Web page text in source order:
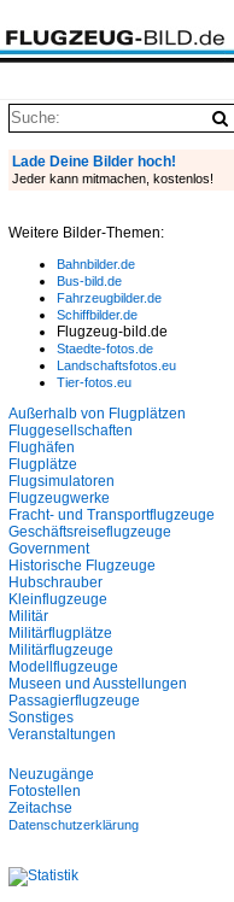
Lade Deine Bilder hoch!
Jeder kann mitmachen, kostenlos!
Weitere Bilder-Themen:
Bahnbilder.de
Bus-bild.de
Fahrzeugbilder.de
Schiffbilder.de
Flugzeug-bild.de
Staedte-fotos.de
Landschaftsfotos.eu
Tier-fotos.eu
Außerhalb von Flugplätzen
Fluggesellschaften
Flughäfen
Flugplätze
Flugsimulatoren
Flugzeugwerke
Fracht- und Transportflugzeuge
Geschäftsreiseflugzeuge
Government
Historische Flugzeuge
Hubschrauber
Kleinflugzeuge
Militär
Militärflugplätze
Militärflugzeuge
Modellflugzeuge
Museen und Ausstellungen
Passagierflugzeuge
Sonstiges
Veranstaltungen
Neuzugänge
Fotostellen
Zeitachse
Datenschutzerklärung